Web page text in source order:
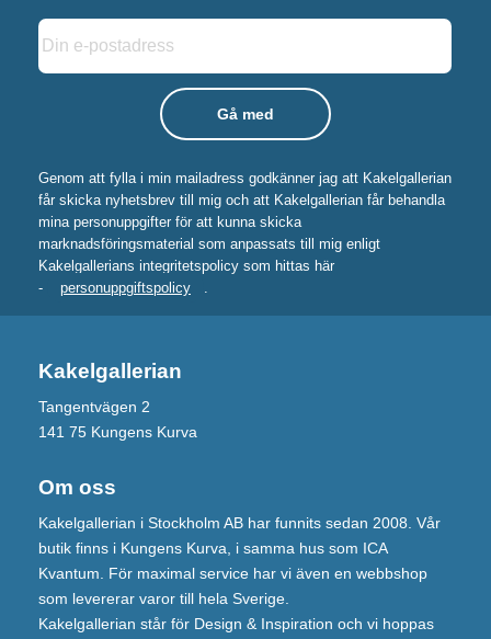
Genom att fylla i min mailadress godkänner jag att Kakelgallerian
får skicka nyhetsbrev till mig och att Kakelgallerian får behandla
mina personuppgifter för att kunna skicka
marknadsföringsmaterial som anpassats till mig enligt
Kakelgallerians integritetspolicy som hittas här
-
personuppgiftspolicy .
Kakelgallerian
Tangentvägen 2
141 75 Kungens Kurva
Om oss
Kakelgallerian i Stockholm AB har funnits sedan 2008. Vår
butik finns i Kungens Kurva, i samma hus som ICA
Kvantum. För maximal service har vi även en webbshop
som levererar varor till hela Sverige.
Kakelgallerian står för Design & Inspiration och vi hoppas